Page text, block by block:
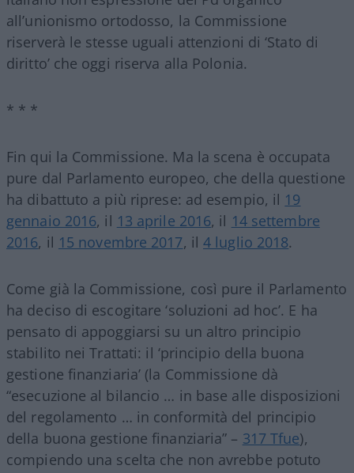
all’unionismo ortodosso, la Commissione
riserverà le stesse uguali attenzioni di ‘Stato di
diritto’ che oggi riserva alla Polonia.
* * *
Fin qui la Commissione. Ma la scena è occupata
pure dal Parlamento europeo, che della questione
ha dibattuto a più riprese: ad esempio, il 19
gennaio 2016, il 13 aprile 2016, il 14 settembre
2016, il 15 novembre 2017, il4 luglio 2018.
Come già la Commissione, così pure il Parlamento
ha deciso di escogitare ‘soluzioni ad hoc’. E ha
pensato di appoggiarsi su un altro principio
stabilito nei Trattati: il ‘principio della buona
gestione finanziaria’ (la Commissione dà
“esecuzione al bilancio … in base alle disposizioni
del regolamento … in conformità del principio
della buona gestione finanziaria” – 317 Tfue),
compiendo una scelta che non avrebbe potuto